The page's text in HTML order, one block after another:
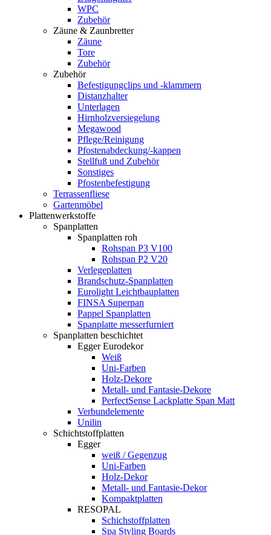
WPC
Zubehör
Zäune & Zaunbretter
Zäune
Tore
Zubehör
Zubehör
Befestigungclips und -klammern
Distanzhalter
Unterlagen
Hirnholzversiegelung
Megawood
Pflege/Reinigung
Pfostenabdeckung/-kappen
Stellfuß und Zubehör
Sonstiges
Pfostenbefestigung
Terrassenfliese
Gartenmöbel
Plattenwerkstoffe
Spanplatten
Spanplatten roh
Rohspan P3 V100
Rohspan P2 V20
Verlegeplatten
Brandschutz-Spanplatten
Eurolight Leichtbauplatten
FINSA Superpan
Pappel Spanplatten
Spanplatte messerfurniert
Spanplatten beschichtet
Egger Eurodekor
Weiß
Uni-Farben
Holz-Dekore
Metall- und Fantasie-Dekore
PerfectSense Lackplatte Span Matt
Verbundelemente
Unilin
Schichtstoffplatten
Egger
weiß / Gegenzug
Uni-Farben
Holz-Dekor
Metall- und Fantasie-Dekor
Kompaktplatten
RESOPAL
Schichstoffplatten
Spa Styling Boards